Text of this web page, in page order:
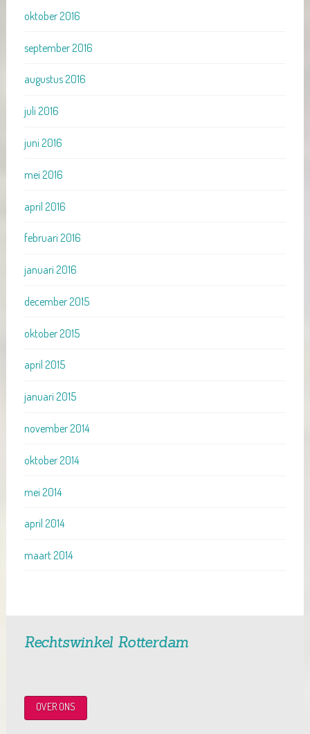
oktober 2016
september 2016
augustus 2016
juli 2016
juni 2016
mei 2016
april 2016
februari 2016
januari 2016
december 2015
oktober 2015
april 2015
januari 2015
november 2014
oktober 2014
mei 2014
april 2014
maart 2014
Rechtswinkel Rotterdam
OVER ONS